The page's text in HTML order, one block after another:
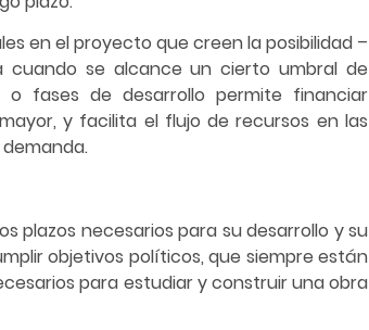
en el proyecto que creen la posibilidad –
cuando se alcance un cierto umbral de
o fases de desarrollo permite financiar
y facilita el flujo de recursos en las
plazos necesarios para su desarrollo y su
objetivos políticos, que siempre están
para estudiar y construir una obra